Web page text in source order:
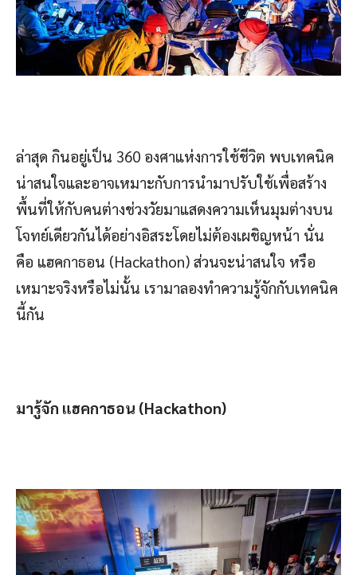
ล่าสุด กินอยู่เป็น 360 องศาแห่งการใช้ชีวิต พบเทคนิค
น่าสนใจและอาจเหมาะกับการนำมาปรับใช้เพื่อสร้าง
พื้นที่ให้กับคนต่างช่วงวัยมาแสดงความเห็นมุมต่างบน
โจทย์เดียวกันได้อย่างอิสระโดยไม่ต้องเผชิญหน้า นั่น
คือ แฮคกาธอน (Hackathon) ส่วนจะน่าสนใจ หรือ
เหมาะจริงหรือไม่นั้น เรามาลองทำความรู้จักกับเทคนิค
นี้กัน
มารู้จัก แฮคกาธอน (Hackathon)